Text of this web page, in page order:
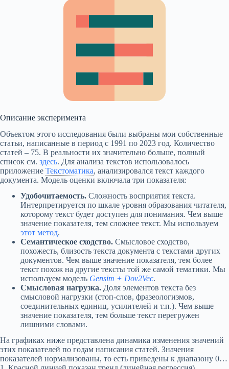
Описание эксперимента
Объектом этого исследования были выбраны мои собственные
статьи, написанные в период с 1991 по 2023 год. Количество
статей – 75. В реальности их значительно больше, полный
список см. здесь. Для анализа текстов использовалось
приложение Текстоматика, анализировался текст каждого
документа. Модель оценки включала три показателя:
Удобочитаемость. Сложность восприятия текста.
Интерпретируется по шкале уровня образования читателя,
которому текст будет доступен для понимания. Чем выше
значение показателя, тем сложнее текст. Мы используем
этот метод.
Семантическое сходство. Смысловое сходство,
похожесть, близость текста документа с текстами других
документов. Чем выше значение показателя, тем более
текст похож на другие тексты той же самой тематики. Мы
используем модель Gensim + Dov2Vec.
Смысловая нагрузка. Доля элементов текста без
смысловой нагрузки (стоп-слов, фразеологизмов,
соединительных единиц, усилителей и т.п.). Чем выше
значение показателя, тем больше текст перегружен
лишними словами.
На графиках ниже представлена динамика изменения значений
этих показателей по годам написания статей. Значения
показателей нормализованы, то есть приведены к диапазону 0…